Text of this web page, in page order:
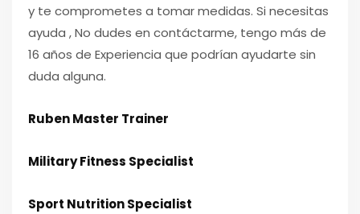
y te comprometes a tomar medidas. Si necesitas
ayuda , No dudes en contáctarme, tengo más de
16 años de Experiencia que podrían ayudarte sin
duda alguna.
Ruben Master Trainer
Military Fitness Specialist
Sport Nutrition Specialist